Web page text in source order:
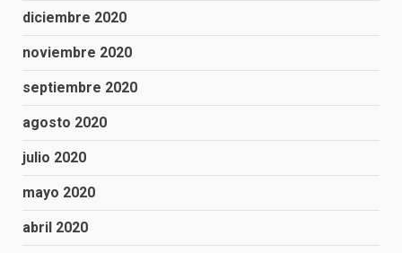
diciembre 2020
noviembre 2020
septiembre 2020
agosto 2020
julio 2020
mayo 2020
abril 2020